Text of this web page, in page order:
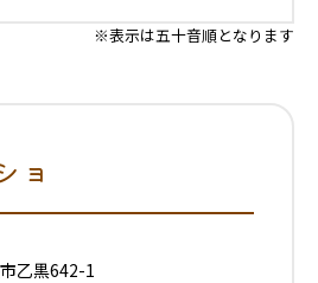
※表示は五十音順となります
ョ
乙黒642-1